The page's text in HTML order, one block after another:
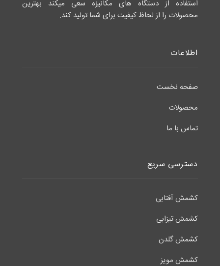
استفاده از دستگاه های مکانیزه سعی میکند بهترین
محصولات را از لحاظ کیفیت برای شما تولید کند.
اطلاعات
صفحه نخست
محصولات
تماس با ما
دسترسی سریع
کشمش آفتابی
کشمش تیزابی
کشمش گلدن
کشمش مویز